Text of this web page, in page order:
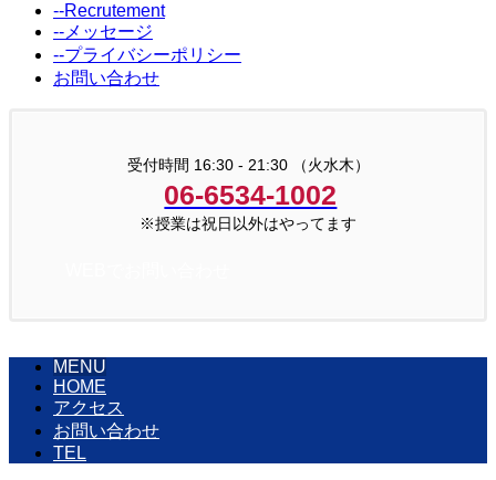
--Recrutement
--メッセージ
--プライバシーポリシー
お問い合わせ
受付時間 16:30 - 21:30 （火水木）
06-6534-1002
※授業は祝日以外はやってます
MENU
HOME
アクセス
お問い合わせ
TEL